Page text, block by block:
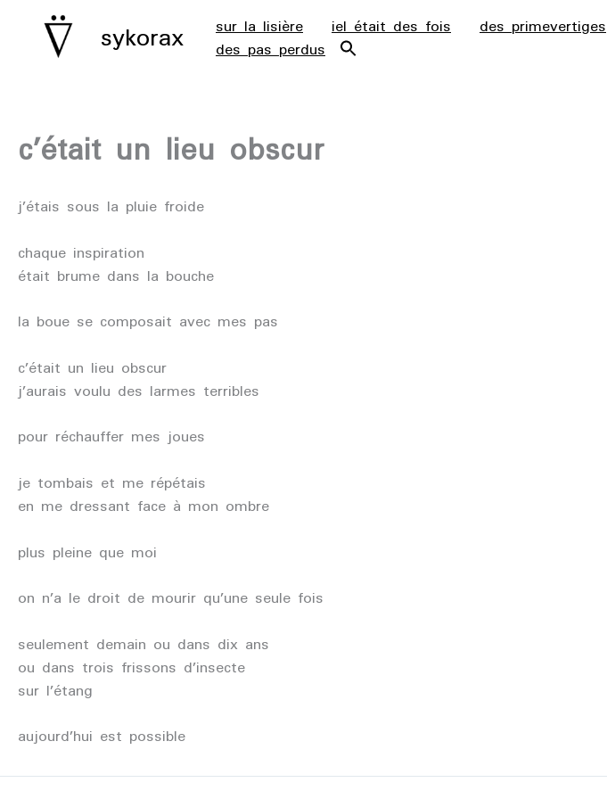
sykorax sur la lisière iel était des fois des primevertiges
des pas perdus
c’était un lieu obscur
j’étais sous la pluie froide
chaque inspiration
était brume dans la bouche
la boue se composait avec mes pas
c’était un lieu obscur
j’aurais voulu des larmes terribles
pour réchauffer mes joues
je tombais et me répétais
en me dressant face à mon ombre
plus pleine que moi
on n’a le droit de mourir qu’une seule fois
seulement demain ou dans dix ans
ou dans trois frissons d’insecte
sur l’étang
aujourd’hui est possible